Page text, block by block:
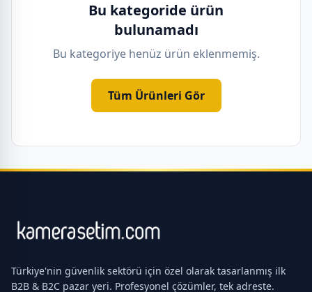
Bu kategoride ürün
bulunamadı
Bu kategoriye henüz ürün eklenmemiş.
Tüm Ürünleri Gör
Türkiye'nin güvenlik sektörü için özel olarak tasarlanmış ilk
B2B & B2C pazar yeri. Profesyonel çözümler, tek adreste.